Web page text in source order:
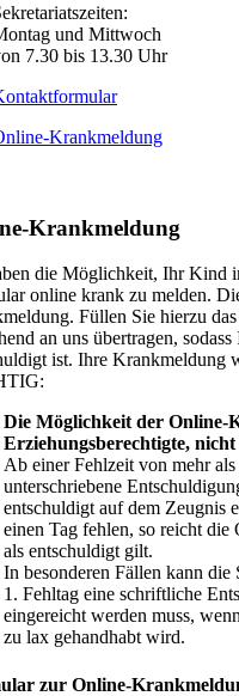
und Mittwoch
7.30 bis 13.30 Uhr
Krankmeldung
Krankmeldung
die Möglichkeit, Ihr Kind
online krank zu melden.
Füllen Sie hierzu
an uns übertragen,
ist. Ihre Krankmeldung
Die Möglichkeit der Online-
Erziehungsberechtigte,
Ab einer Fehlzeit von mehr
unterschriebene
entschuldigt auf dem Zeugnis
einen Tag fehlen, so reicht
als entschuldigt gilt.
In besonderen Fällen kann die
1. Fehltag eine schriftliche
eingereicht werden muss,
zu lax gehandhabt wird.
zur Online-